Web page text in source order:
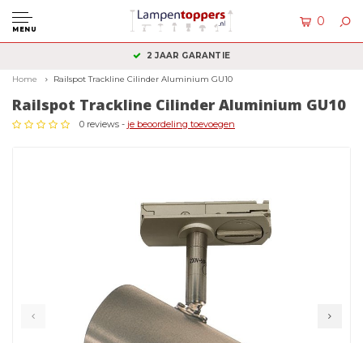
MENU
0
2 JAAR GARANTIE
Home Railspot Trackline Cilinder Aluminium GU10
Railspot Trackline Cilinder Aluminium GU10
0 reviews - je beoordeling toevoegen